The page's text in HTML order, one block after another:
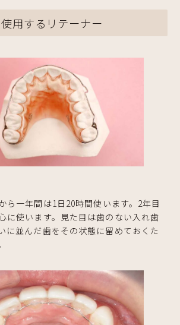
用するリテーナー
ら一年間は1日20時間使います。2年目
に使います。見た目は歯のない入れ歯
に並んだ歯をその状態に留めておくた